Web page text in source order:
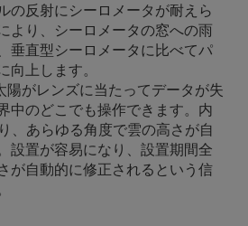
の反射にシーロメータが耐えら
より、シーロメータの窓への雨
垂直型シーロメータに比べてパ
向上します。
陽がレンズに当たってデータが失
中のどこでも操作できます。内
、あらゆる角度で雲の高さが自
設置が容易になり、設置期間全
が自動的に修正されるという信